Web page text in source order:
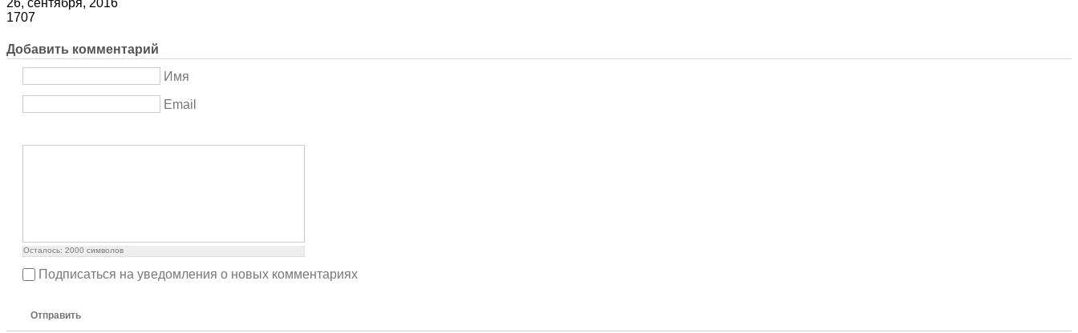
26, сентября, 2016
1707
Добавить комментарий
Имя
Email
Осталось: 2000 символов
Подписаться на уведомления о новых комментариях
Отправить